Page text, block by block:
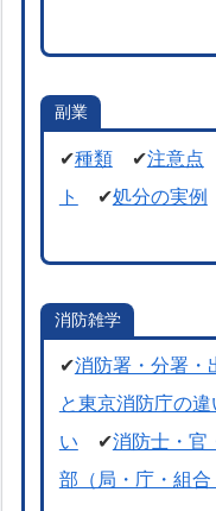
副業
✔種類✔注意点
ト
✔処分の実例
消防雑学
✔消防署・分署・
と東京消防庁の違
い ✔消防士・官
部（局・庁・組